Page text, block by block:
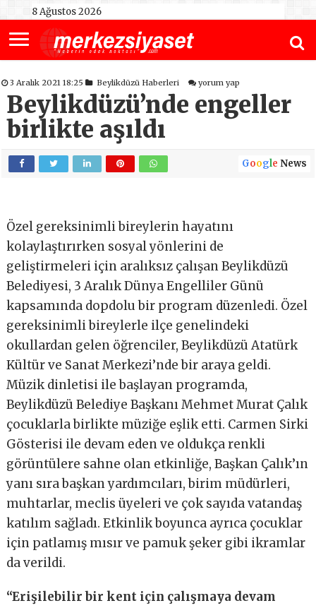
8 Ağustos 2026
3 Aralık 2021 18:25 Beylikdüzü Haberleri yorum yap
Beylikdüzü’nde engeller
birlikte aşıldı
Google News
Özel gereksinimli bireylerin hayatını
kolaylaştırırken sosyal yönlerini de
geliştirmeleri için aralıksız çalışan Beylikdüzü
Belediyesi, 3 Aralık Dünya Engelliler Günü
kapsamında dopdolu bir program düzenledi. Özel
gereksinimli bireylerle ilçe genelindeki
okullardan gelen öğrenciler, Beylikdüzü Atatürk
Kültür ve Sanat Merkezi’nde bir araya geldi.
Müzik dinletisi ile başlayan programda,
Beylikdüzü Belediye Başkanı Mehmet Murat Çalık
çocuklarla birlikte müziğe eşlik etti. Carmen Sirki
Gösterisi ile devam eden ve oldukça renkli
görüntülere sahne olan etkinliğe, Başkan Çalık’ın
yanı sıra başkan yardımcıları, birim müdürleri,
muhtarlar, meclis üyeleri ve çok sayıda vatandaş
katılım sağladı. Etkinlik boyunca ayrıca çocuklar
için patlamış mısır ve pamuk şeker gibi ikramlar
da verildi.
“Erişilebilir bir kent için çalışmaya devam